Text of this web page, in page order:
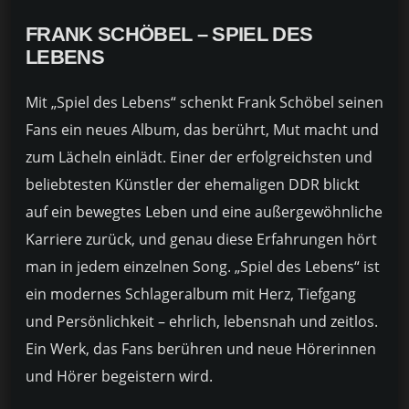
FRANK SCHÖBEL – SPIEL DES
LEBENS
Mit „Spiel des Lebens“ schenkt Frank Schöbel seinen
Fans ein neues Album, das berührt, Mut macht und
zum Lächeln einlädt. Einer der erfolgreichsten und
beliebtesten Künstler der ehemaligen DDR blickt
auf ein bewegtes Leben und eine außergewöhnliche
Karriere zurück, und genau diese Erfahrungen hört
man in jedem einzelnen Song. „Spiel des Lebens“ ist
ein modernes Schlageralbum mit Herz, Tiefgang
und Persönlichkeit – ehrlich, lebensnah und zeitlos.
Ein Werk, das Fans berühren und neue Hörerinnen
und Hörer begeistern wird.